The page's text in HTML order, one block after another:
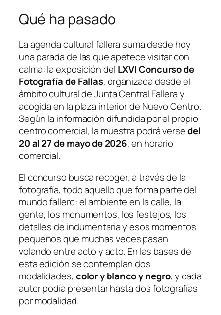
Qué ha pasado
La agenda cultural fallera suma desde hoy
una parada de las que apetece visitar con
calma: la exposición del LXVI Concurso de
Fotografía de Fallas, organizada desde el
ámbito cultural de Junta Central Fallera y
acogida en la plaza interior de Nuevo Centro.
Según la información difundida por el propio
centro comercial, la muestra podrá versedel
20 al 27 de mayo de 2026, en horario
comercial.
El concurso busca recoger, a través de la
fotografía, todo aquello que forma parte del
mundo fallero: el ambiente en la calle, la
gente, los monumentos, los festejos, los
detalles de indumentaria y esos momentos
pequeños que muchas veces pasan
volando entre acto y acto. En las bases de
esta edición se contemplan dos
modalidades, color y blanco y negro, y cada
autor podía presentar hasta dos fotografías
por modalidad.